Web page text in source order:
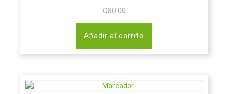
Q80.00
Añadir al carrito